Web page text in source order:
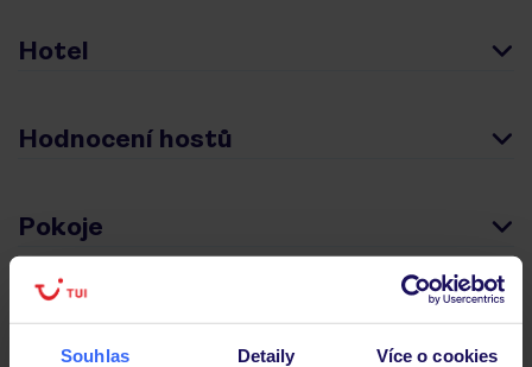
Souhlas Detaily Více o cookies
Hotel
Hodnocení hostů
Pokoje